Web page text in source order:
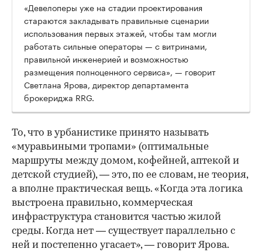
00:00
«Девелоперы уже на стадии проектирования
стараются закладывать правильные сценарии
использования первых этажей, чтобы там могли
работать сильные операторы — с витринами,
правильной инженерией и возможностью
размещения полноценного сервиса», — говорит
Светлана Ярова, директор департамента
брокериджа RRG.
То, что в урбанистике принято называть
«муравьиными тропами» (оптимальные
маршруты между домом, кофейней, аптекой и
детской студией), — это, по ее словам, не теория,
а вполне практическая вещь. «Когда эта логика
выстроена правильно, коммерческая
инфраструктура становится частью жилой
среды. Когда нет — существует параллельно с
ней и постепенно угасает», — говорит Ярова.